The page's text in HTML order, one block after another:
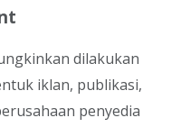
dilakukan
iklan, publikasi,
penyedia